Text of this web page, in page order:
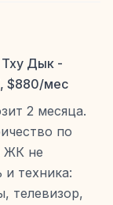
Тху Дык -
$880/мес
2 месяца.
по
ЖК не
техника:
телевизор,